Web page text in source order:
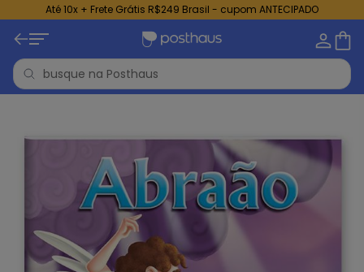
Até 10x + Frete Grátis R$249 Brasil - cupom ANTECIPADO